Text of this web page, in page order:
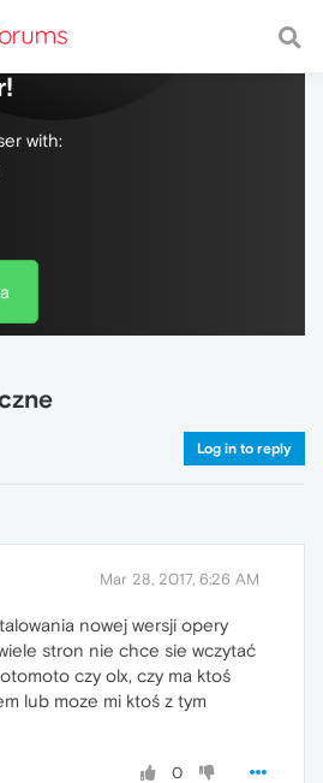
with a fast and
with:
Log in to reply
Mar 28, 2017, 6:26 AM
nowej wersji opery
stron nie chce sie wczytać
czy olx, czy ma ktoś
lub moze mi ktoś z tym
0